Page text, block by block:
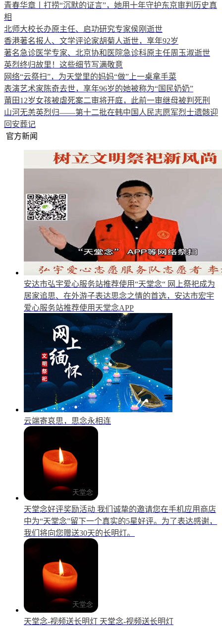
青春华章丨打捞“沉默的证言”，她用十年守护东京审判历史真
相
北师大校长办原主任、启功研究专家侯刚逝世
香港著名报人、文学评论家胡菊人逝世，享年92岁
著名急诊医学专家、北京协和医院急诊科原主任周玉淑逝世
英烈终归故里！这些细节写满敬意
网络“云祭扫”，为天堂里的妈妈“做”上一桌拿手菜
表演艺术家陈奇去世，享年96岁的她被称为“国民奶奶”
莆田12岁女孩被虐死案二审将开庭，此前一审继母被判死刑
山河无恙英烈归——第十二批在韩中国人民志愿军烈士遗骸迎
回安葬记
官方新闻
安达市弘宇爱心服务站推荐使用“天堂念“ 网上祭祀成为
居家追思、在外游子表达思念之情的首选，安达市宏宇
爱心服务站推荐使用天堂念APP
云端寄哀思，思念永相连
天堂念好评奖励活动 我们诚挚的邀请您在手机应用商店
中为“天堂念”留下一个真实的5星好评。为了表达感谢，
我们将向您赠送30天的长明灯。
天堂念-视频送长明灯 天堂念-视频送长明灯